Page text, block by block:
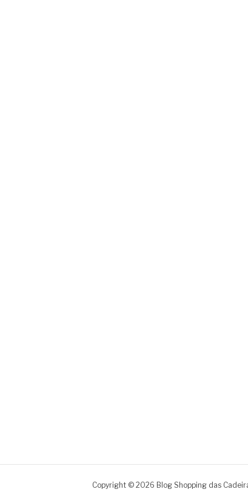
Copyright © 2026 Blog Shopping das